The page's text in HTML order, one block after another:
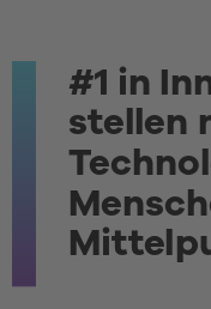
#1 in
stellen